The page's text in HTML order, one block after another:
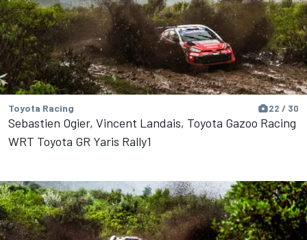
Toyota Racing 22 / 30
Sebastien Ogier, Vincent Landais, Toyota Gazoo Racing
WRT Toyota GR Yaris Rally1